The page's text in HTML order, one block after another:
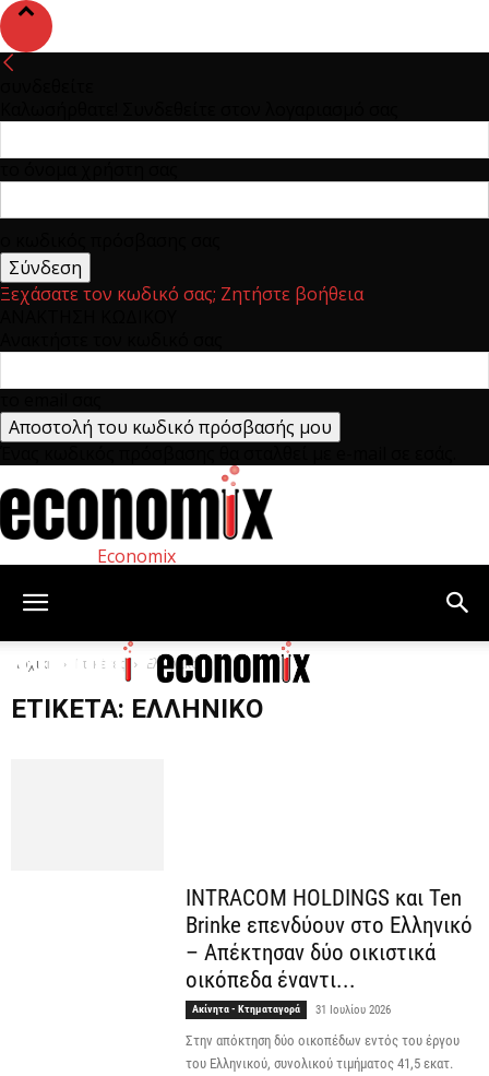
Ξεχάσατε τον κωδικό σας; Ζητήστε βοήθεια
Economix
Αρχική Ετικέτες Ελληνικό
ΕΤΙΚΈΤΑ: ΕΛΛΗΝΙΚΌ
INTRACOM HOLDINGS και Ten
Brinke επενδύουν στο Ελληνικό
– Απέκτησαν δύο οικιστικά
οικόπεδα έναντι...
Ακίνητα - Κτηματαγορά 31 Ιουλίου 2026
Στην απόκτηση δύο οικοπέδων εντός του έργου
του Ελληνικού, συνολικού τιμήματος 41,5 εκατ.